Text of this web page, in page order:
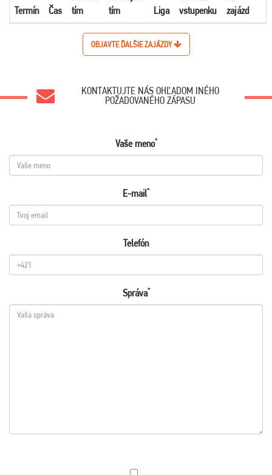
Termín Čas
tím
tím
Liga
vstupenku
zajázd
OBJAVTE ĎALŠIE ZAJÁZDY
KONTAKTUJTE NÁS OHĽADOM INÉHO
POŽADOVANÉHO ZÁPASU
Vaše meno*
E-mail*
Telefón
Správa*